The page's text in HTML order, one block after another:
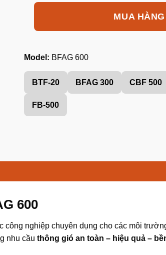
MUA
Model: BFAG 600
BTF-20 BFAG 300 CBF 500
FB-500
600
công nghiệp chuyên dụng cho các môi
nhu cầu thông gió an toàn – hiệu quả –